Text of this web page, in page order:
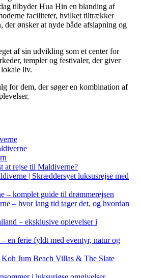
tilbyder Hua Hin en blanding af
faciliteter, hvilket tiltrækker
der ønsker at nyde både afslapning og
af sin udvikling som et center for
templer og festivaler, der giver
liv.
for dem, der søger en kombination af
at rejse til Maldiverne?
| Skræddersyet luksusrejse med
– komplet guide til drømmerejsen
– hvor lang tid tager det, og hvordan
– eksklusive oplevelser i
en ferie fyldt med eventyr, natur og
Jum Beach Villas & The Slate